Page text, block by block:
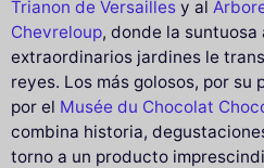
Trianon de Versailles y al
Chevreloup, donde la
extraordinarios jardines le
reyes. Los más golosos, por
por el Musée du Chocolat
combina historia,
torno a un producto